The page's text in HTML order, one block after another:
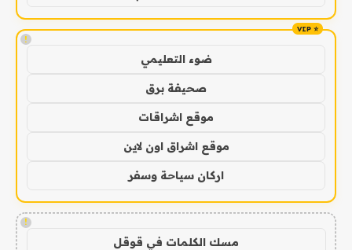
!
ضوء التعليمي
صحيفة برق
موقع اشراقات
موقع اشراق اون لاين
اركان سياحة وسفر
!
مسك الكلمات في قوقل